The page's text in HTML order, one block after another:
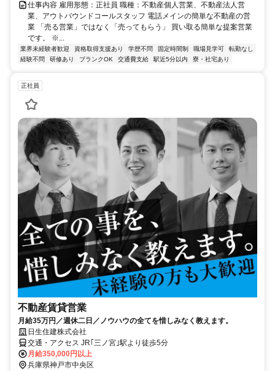
仕事内容 雇用形態：正社員 職種：不動産個人営業、不動産法人営
業、アウトバウンドコールスタッフ 電話メインの簡単な不動産の営
業 「売る営業」ではなく「売ってもらう」 買い取る簡単な提案営業
です。 ※...
業界未経験者歓迎 資格取得支援あり 学歴不問 固定時間制 職場見学可
転勤なし
経験不問
研修あり ブランクOK 交通費支給 駅近5分以内 寮・社宅あり
正社員
不動産賃貸営業
月給35万円／週休二日／ノウハウの全てを惜しみなく教えます。
日生住建株式会社
交通・アクセス JR｢三ノ宮｣駅より徒歩5分
月給350,000円以上
兵庫県神戸市中央区